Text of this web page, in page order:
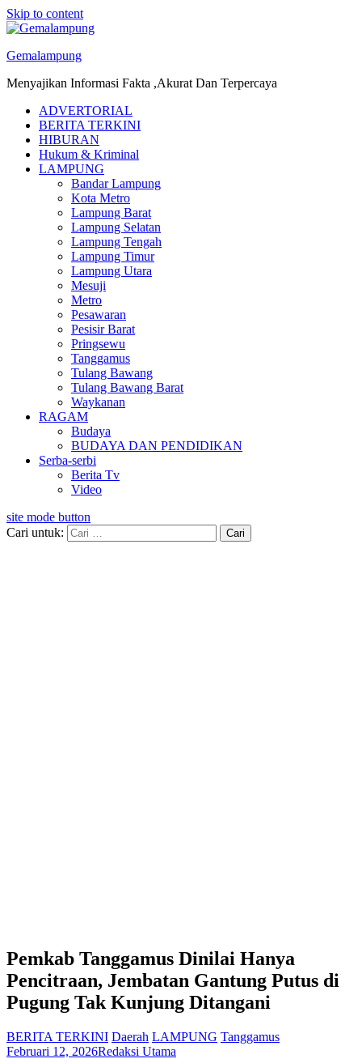
Skip to content
Gemalampung
Menyajikan Informasi Fakta ,Akurat Dan Terpercaya
ADVERTORIAL
BERITA TERKINI
HIBURAN
Hukum & Kriminal
LAMPUNG
Bandar Lampung
Kota Metro
Lampung Barat
Lampung Selatan
Lampung Tengah
Lampung Timur
Lampung Utara
Mesuji
Metro
Pesawaran
Pesisir Barat
Pringsewu
Tanggamus
Tulang Bawang
Tulang Bawang Barat
Waykanan
RAGAM
Budaya
BUDAYA DAN PENDIDIKAN
Serba-serbi
Berita Tv
Video
site mode button
Cari untuk:
Pemkab Tanggamus Dinilai Hanya
Pencitraan, Jembatan Gantung Putus di
Pugung Tak Kunjung Ditangani
BERITA TERKINI Daerah LAMPUNG Tanggamus
Februari 12, 2026Redaksi Utama